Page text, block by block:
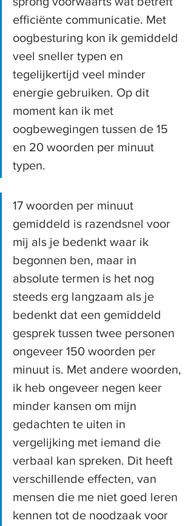
efficiënte communicatie. Met
oogbesturing kon ik gemiddeld
veel sneller typen en
tegelijkertijd veel minder
energie gebruiken. Op dit
moment kan ik met
oogbewegingen tussen de 15
en 20 woorden per minuut
typen.
17 woorden per minuut
gemiddeld is razendsnel voor
mij als je bedenkt waar ik
begonnen ben, maar in
absolute termen is het nog
steeds erg langzaam als je
bedenkt dat een gemiddeld
gesprek tussen twee personen
ongeveer 150 woorden per
minuut is. Met andere woorden,
ik heb ongeveer negen keer
minder kansen om mijn
gedachten te uiten in
vergelijking met iemand die
verbaal kan spreken. Dit heeft
verschillende effecten, van
mensen die me niet goed leren
kennen tot de noodzaak voor